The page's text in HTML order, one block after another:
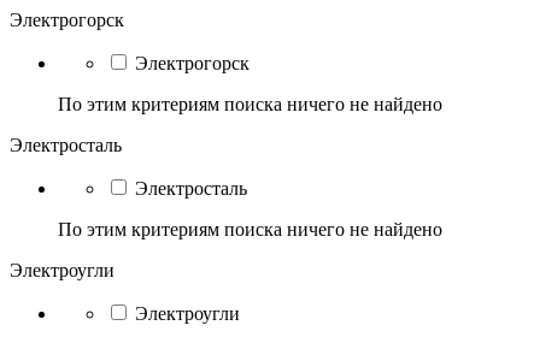
Электрогорск
Электрогорск
По этим критериям поиска ничего не найдено
Электросталь
Электросталь
По этим критериям поиска ничего не найдено
Электроугли
Электроугли